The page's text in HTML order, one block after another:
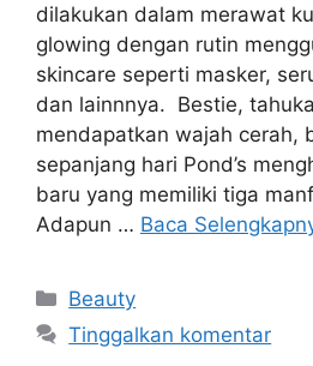
dilakukan dalam merawat
glowing dengan rutin
skincare seperti masker,
dan lainnnya. Bestie,
mendapatkan wajah cerah,
sepanjang hari Pond’s
baru yang memiliki tiga
Adapun … Baca
Kategori
Beauty
Tinggalkan komentar